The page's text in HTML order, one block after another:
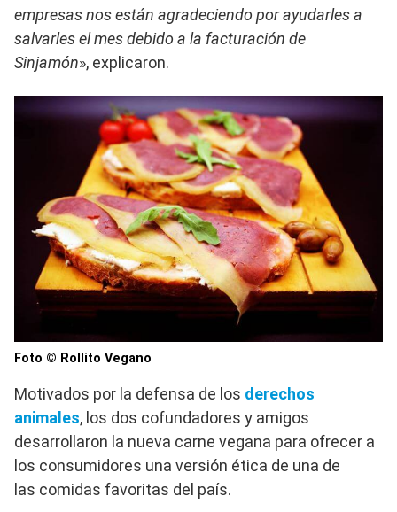
empresas nos están agradeciendo por ayudarles a
salvarles el mes debido a la facturación de
Sinjamón», explicaron.
Foto © Rollito Vegano
Motivados por la defensa de los derechos
animales, los dos cofundadores y amigos
desarrollaron la nueva carne vegana para ofrecer a
los consumidores una versión ética de una de
las comidas favoritas del país.